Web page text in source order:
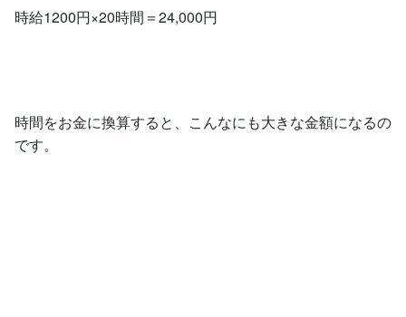
時給1200円×20時間＝24,000円
時間をお金に換算すると、こんなにも大きな金額になるの
です。